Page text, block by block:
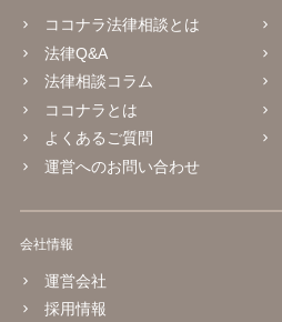
ココナラ法律相談とは
法律Q&A
法律相談コラム
ココナラとは
よくあるご質問
運営へのお問い合わせ
会社情報
運営会社
採用情報